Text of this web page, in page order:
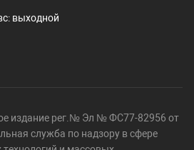
выходной
издание рег.№ Эл № ФС77-82956 от
служба по надзору в сфере